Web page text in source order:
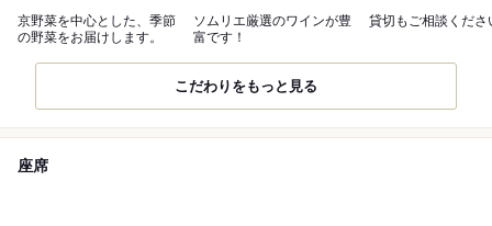
京野菜を中心とした、季節
の野菜をお届けします。
ソムリエ厳選のワインが豊
富です！
貸切もご相談くださ
こだわりをもっと見る
座席